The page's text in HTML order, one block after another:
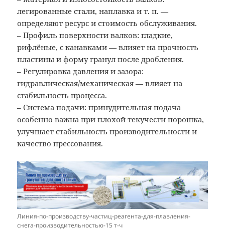
легированные стали, наплавка и т. п. —
определяют ресурс и стоимость обслуживания.
– Профиль поверхности валков: гладкие,
рифлёные, с канавками — влияет на прочность
пластины и форму гранул после дробления.
– Регулировка давления и зазора:
гидравлическая/механическая — влияет на
стабильность процесса.
– Система подачи: принудительная подача
особенно важна при плохой текучести порошка,
улучшает стабильность производительности и
качество прессования.
Линия-по-производству-частиц-реагента-для-плавления-
снега-производительностью-15 т-ч